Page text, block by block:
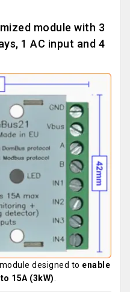
module with 3
1 AC input and 4
designed to enable
15A (3kW)